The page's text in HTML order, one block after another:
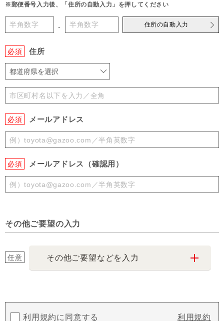
※郵便番号入力後、「住所の自動入力」を押してください
- 住所の自動入力
必須 住所
都道府県を選択
必須 メールアドレス
必須 メールアドレス（確認用）
その他ご要望の入力
任意 その他ご要望などを入力
利用規約に同意する 利用規約